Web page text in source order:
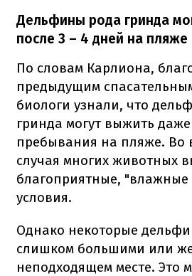
Дельфины рода гринда
после 3 – 4 дней на пляже
По словам Карлиона,
предыдущим
биологи узнали, что
гринда могут выжить
пребывания на пляже. Во
случая многих животных
благоприятные,
условия.
Однако некоторые
слишком большими или
неподходящем месте. Это